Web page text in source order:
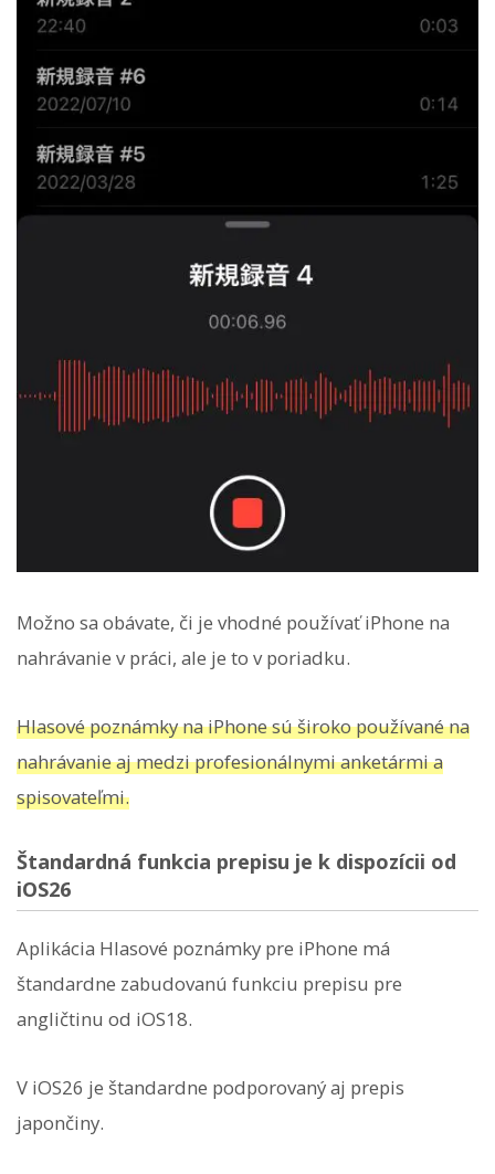
Možno sa obávate, či je vhodné používať iPhone na
nahrávanie v práci, ale je to v poriadku.
Hlasové poznámky na iPhone sú široko používané na
nahrávanie aj medzi profesionálnymi anketármi a
spisovateľmi.
Štandardná funkcia prepisu je k dispozícii od
iOS26
Aplikácia Hlasové poznámky pre iPhone má
štandardne zabudovanú funkciu prepisu pre
angličtinu od iOS18.
V iOS26 je štandardne podporovaný aj prepis
japončiny.